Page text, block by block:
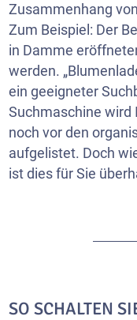
Zusammenhang
Zum Beispiel: Der
in Damme
werden.
ein geeigneter
Suchmaschine wird
noch vor den
aufgelistet. Doch
ist dies für Sie
SO SCHALTEN